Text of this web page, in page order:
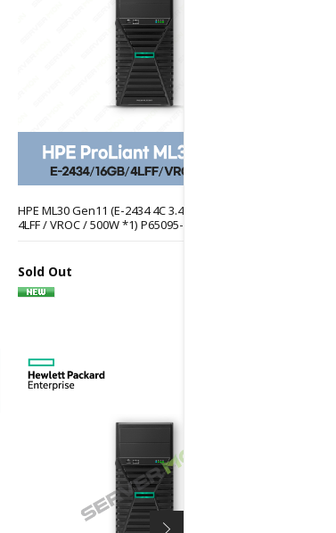
HPE ML30 Gen11 (E-2434 4C 3.4GHz / 16GB /
4LFF / VROC / 500W *1) P65095-371
Sold Out